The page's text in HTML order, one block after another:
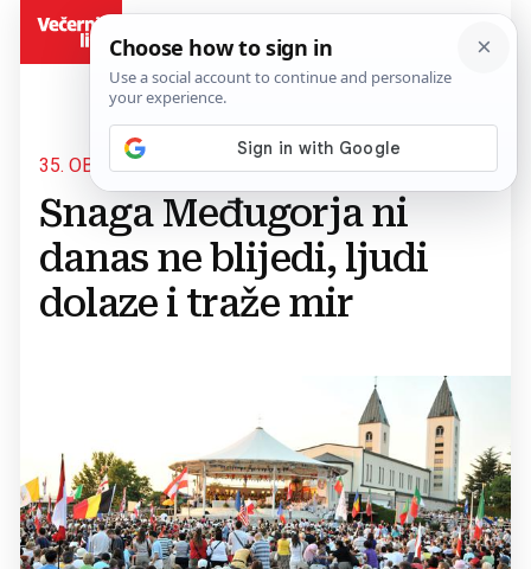
35. OBLJETNIC UKAZANJA
Snaga Međugorja ni
danas ne blijedi, ljudi
dolaze i traže mir